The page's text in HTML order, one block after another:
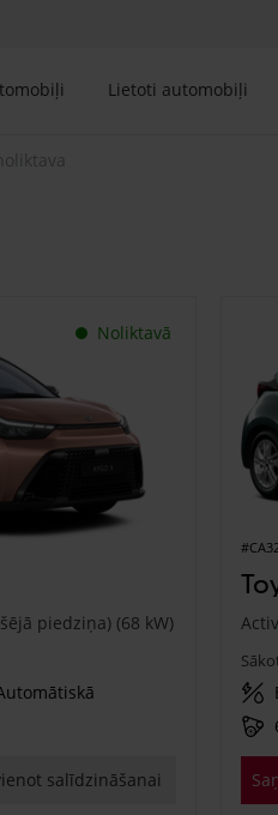
Lietoti automobiļi
Noliktavā
piedziņa) (68 kW)
salīdzināšanai